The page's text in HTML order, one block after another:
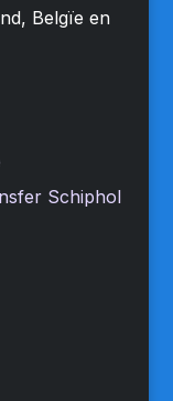
Belgïe en
Schiphol